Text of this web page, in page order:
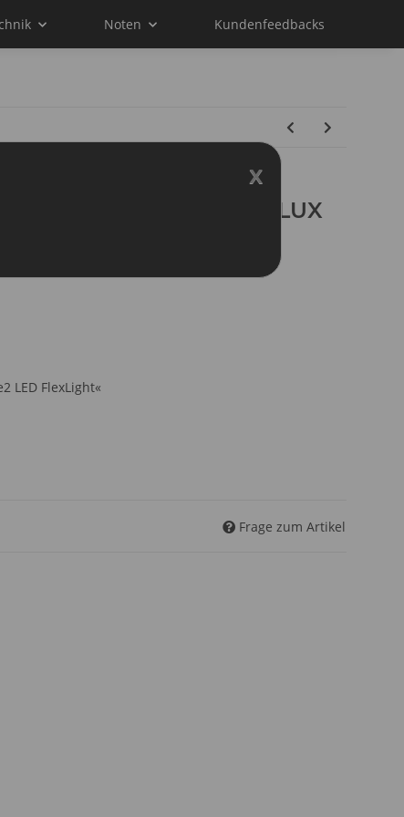
Noten Kundenfeedbacks
Flexlight 2x2/1300 LUX
LED FlexLight«
Frage zum Artikel
x